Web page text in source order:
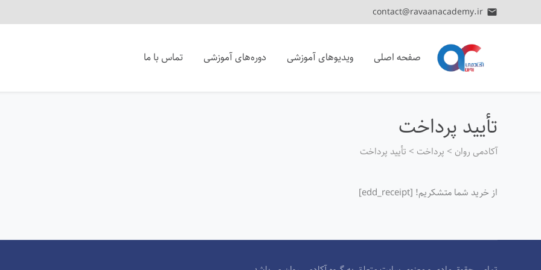
email
contact@ravaanacademy.ir
صفحه اصلی ویدیوهای آموزشی دوره‌های آموزشی تماس با ما
تأیید پرداخت
آکادمی روان > پرداخت > تأیید پرداخت
از خرید شما متشکریم! [edd_receipt]